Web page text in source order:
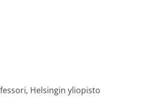
Helsingin yliopisto